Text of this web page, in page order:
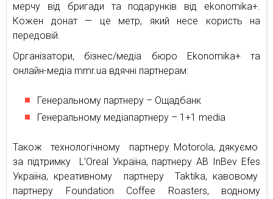
мерчу від бригади та подарунків від ekonomika+.
Кожен донат — це метр, який несе користь на
передовій.
Організатори, бізнес/медіа бюро Ekonomika+ та
онлайн-медіа mmr.ua вдячні партнерам:
Генеральному партнеру – Ощадбанк
Генеральному медіапартнеру – 1+1 media
Також технологічному партнеру Motorola, дякуємо
за підтримку L’Oreal Україна, партнеру AB InBev Efes
Україна, креативному партнеру Taktika, кавовому
партнеру Foundation Coffee Roasters, водному